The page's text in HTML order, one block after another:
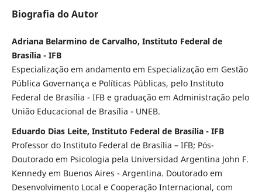
Biografia do Autor
Adriana Belarmino de Carvalho, Instituto Federal de
Brasília - IFB
Especialização em andamento em Especialização em Gestão
Pública Governança e Políticas Públicas, pelo Instituto
Federal de Brasília - IFB e graduação em Administração pelo
União Educacional de Brasília - UNEB.
Eduardo Dias Leite, Instituto Federal de Brasília - IFB
Professor do Instituto Federal de Brasília – IFB; Pós-
Doutorado em Psicologia pela Universidad Argentina John F.
Kennedy em Buenos Aires - Argentina. Doutorado em
Desenvolvimento Local e Cooperação Internacional, com